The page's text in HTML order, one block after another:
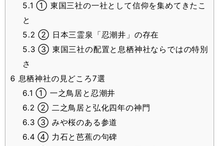
5.1 ① 東国三社の一社として信仰を集めてきたこ
と
5.2 ② 日本三霊泉「忍潮井」の存在
5.3 ③ 東国三社の配置と息栖神社ならではの特別
さ
6 息栖神社の見どころ7選
6.1 ① 一之鳥居と忍潮井
6.2 ② 二之鳥居と弘化四年の神門
6.3 ③ みや桜のある参道
6.4 ④ 力石と芭蕉の句碑